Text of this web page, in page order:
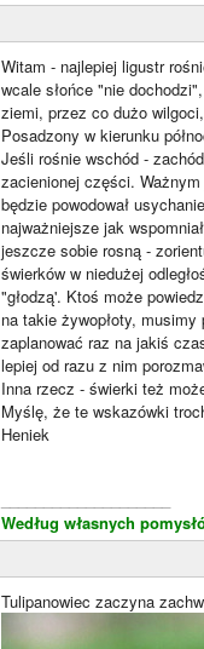
Witam - najlepiej ligustr
wcale słońce "nie
ziemi, przez co dużo
Posadzony w kierunku
Jeśli rośnie wschód -
zacienionej części.
będzie powodował
najważniejsze jak
jeszcze sobie rosną -
świerków w niedużej
"głodzą'. Ktoś może
na takie żywopłoty,
zaplanować raz na jakiś
lepiej od razu z nim
Inna rzecz - świerki też
Myślę, że te wskazówki
Heniek
Według własnych
Tulipanowiec zaczyna